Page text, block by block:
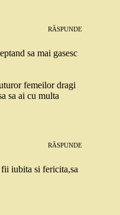
RĂSPUNDE
sa mai gasesc
femeilor dragi
sa ai cu multa
RĂSPUNDE
iubita si fericita,sa